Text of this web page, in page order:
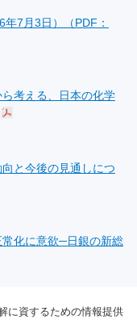
7月3日）（PDF：
考える、日本の化学
と今後の見通しにつ
化に意欲─日銀の新総
に資するための情報提供